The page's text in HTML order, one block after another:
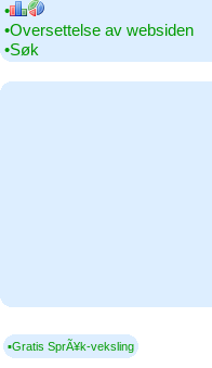
•‎
•‎Oversettelse av websiden
•‎Søk
▪Gratis SprÃ¥k-veksling